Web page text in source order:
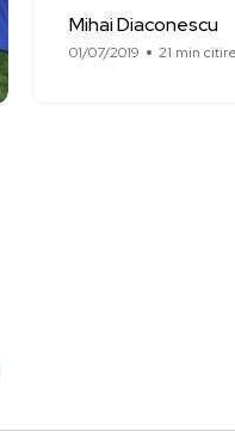
Mihai Diaconescu
01/07/2019 21 min citire